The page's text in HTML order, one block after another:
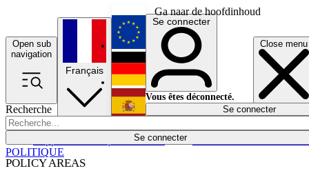
Ga naar de hoofdinhoud
Open sub
navigation
Close menu
Recherche
Se connecter
POLICY AREAS
Économie
Français
English
Deutsch
Español
Se connecter
Vous êtes déconnecté.
Se connecter
POLITIQUE